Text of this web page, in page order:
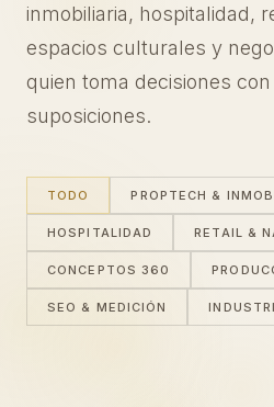
inmobiliaria, hospitalidad,
espacios culturales y
quien toma decisiones
suposiciones.
TODO PROPTECH &
HOSPITALIDAD RETAIL &
CONCEPTOS 360
SEO & MEDICIÓN